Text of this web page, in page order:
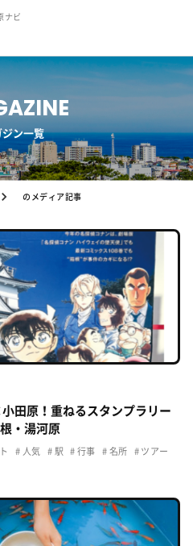
ナビ
ジン一覧
のメディア記事
田原！重ねるスタンプラリー
・湯河原
人気 駅 行事 名所 ツアー